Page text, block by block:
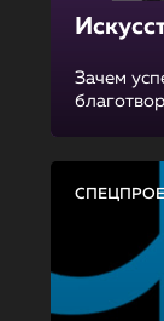
Зачем